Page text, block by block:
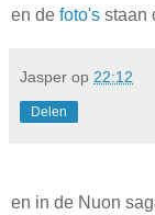
en de foto's staan
Jasper op 22:12
Delen
en in de Nuon